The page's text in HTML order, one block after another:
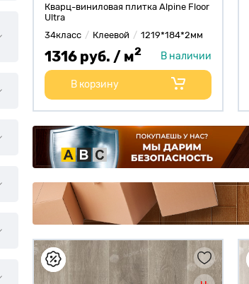
Кварц-виниловая плитка Alpine Floor
Ultra
34класс
Клеевой 1219*184*2мм
1316 руб. / м2 В наличии
В корзину